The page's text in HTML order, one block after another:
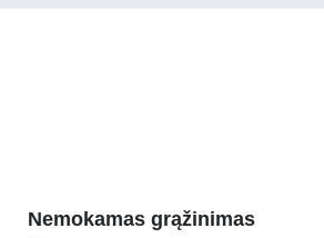
Nemokamas grąžinimas